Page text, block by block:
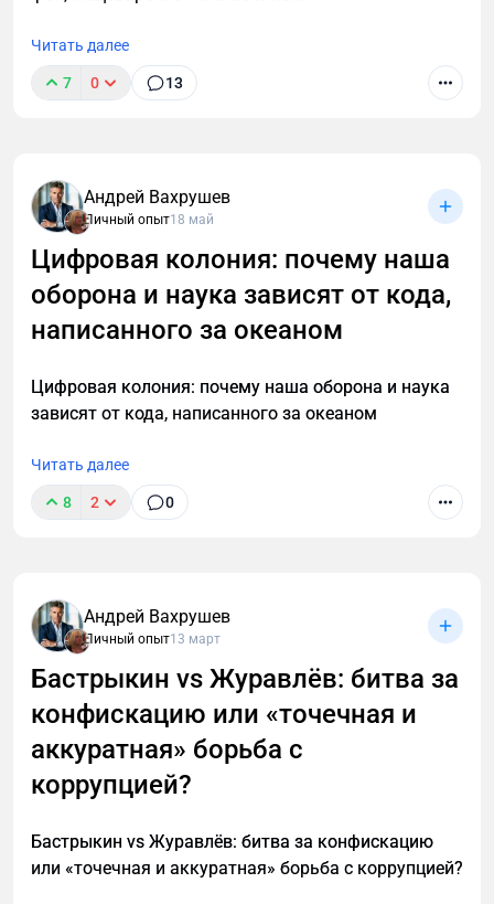
Читать далее
7 0 13
Андрей Вахрушев
Личный опыт18 май
Цифровая колония: почему наша
оборона и наука зависят от кода,
написанного за океаном
Цифровая колония: почему наша оборона и наука
зависят от кода, написанного за океаном
Читать далее
8 2 0
Андрей Вахрушев
Личный опыт13 март
Бастрыкин vs Журавлёв: битва за
конфискацию или «точечная и
аккуратная» борьба с
коррупцией?
Бастрыкин vs Журавлёв: битва за конфискацию
или «точечная и аккуратная» борьба с коррупцией?